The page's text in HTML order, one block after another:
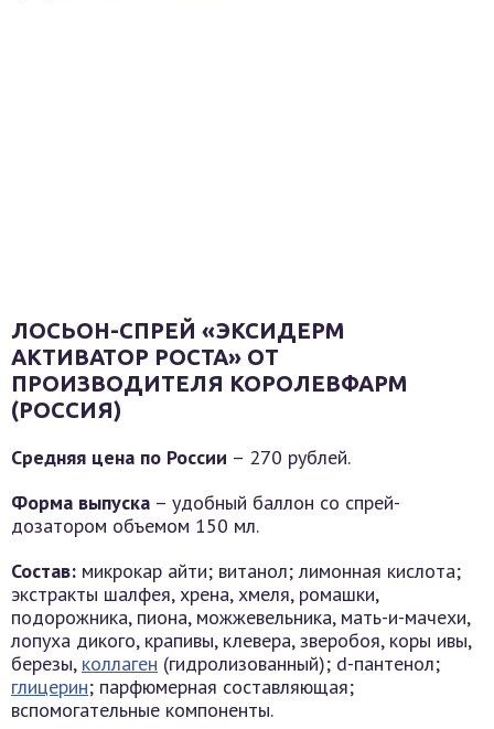
ЛОСЬОН-СПРЕЙ «ЭКСИДЕРМ
АКТИВАТОР РОСТА» ОТ
ПРОИЗВОДИТЕЛЯ КОРОЛЕВФАРМ
(РОССИЯ)
Средняя цена по России – 270 рублей.
Форма выпуска – удобный баллон со спрей-
дозатором объемом 150 мл.
Состав: микрокар айти; витанол; лимонная кислота;
экстракты шалфея, хрена, хмеля, ромашки,
подорожника, пиона, можжевельника, мать-и-мачехи,
лопуха дикого, крапивы, клевера, зверобоя, коры ивы,
березы, коллаген (гидролизованный); d-пантенол;
глицерин; парфюмерная составляющая;
вспомогательные компоненты.